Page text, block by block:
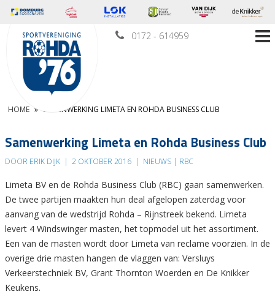
0172 - 614959
HOME » SAMENWERKING LIMETA EN ROHDA BUSINESS CLUB
Samenwerking Limeta en Rohda Business Club
DOOR ERIK DIJK | 2 OKTOBER 2016 | NIEUWS | RBC
Limeta BV en de Rohda Business Club (RBC) gaan samenwerken.
De twee partijen maakten hun deal afgelopen zaterdag voor
aanvang van de wedstrijd Rohda – Rijnstreek bekend. Limeta
levert 4 Windswinger masten, het topmodel uit het assortiment.
Een van de masten wordt door Limeta van reclame voorzien. In de
overige drie masten hangen de vlaggen van: Versluys
Verkeerstechniek BV, Grant Thornton Woerden en De Knikker
Keukens.